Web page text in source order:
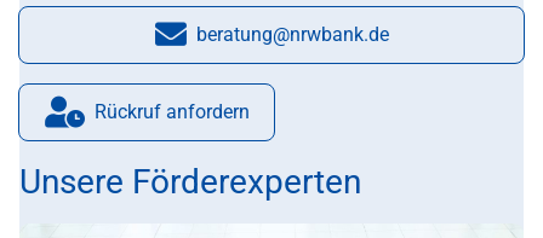
E-Mail:
beratung@nrwbank.de
Rückruf anfordern
Unsere Förderexperten